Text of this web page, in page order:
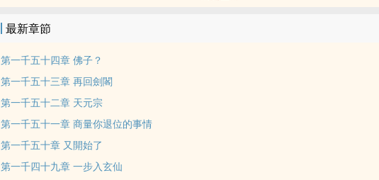
閣。 “我有一劍，可降妖，除魔，誅仙，斬神，滅佛，通天，徹地！”
本站提示：各位書友要是覺得《陸地劍仙：劍閣守劍八十年》還不錯的話請不要忘記向
最新章節
第一千五十四章 佛子？
第一千五十三章 再回劍閣
第一千五十二章 天元宗
第一千五十一章 商量你退位的事情
第一千五十章 又開始了
第一千四十九章 一步入玄仙